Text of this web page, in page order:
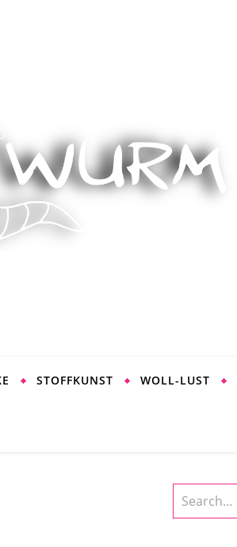
STOFFKUNST WOLL-LUST